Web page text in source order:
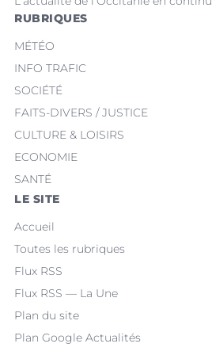
RUBRIQUES
MÉTÉO
INFO TRAFIC
SOCIÉTÉ
FAITS-DIVERS / JUSTICE
CULTURE & LOISIRS
ECONOMIE
SANTÉ
LE SITE
Accueil
Toutes les rubriques
Flux RSS
Flux RSS — La Une
Plan du site
Plan Google Actualités